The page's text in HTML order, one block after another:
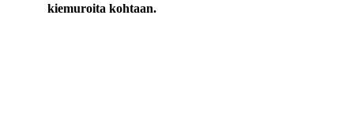
kiemuroita kohtaan.